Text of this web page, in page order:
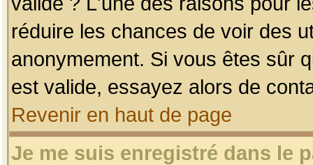
réduire les chances de voir des
anonymement. Si vous êtes sûr
est valide, essayez alors de
Revenir en haut de page
Je me suis enregistré dans le